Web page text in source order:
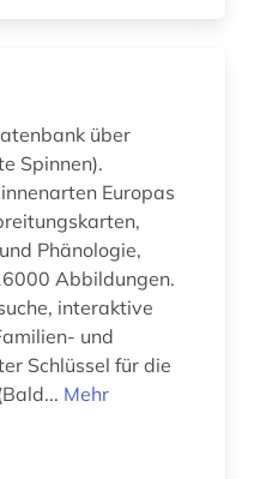
1500 (1)
geschichte <1450-1789> (1)
über
Spinnen).
Europas
Phänologie,
Abbildungen.
interaktive
und
Schlüssel für die
Mehr